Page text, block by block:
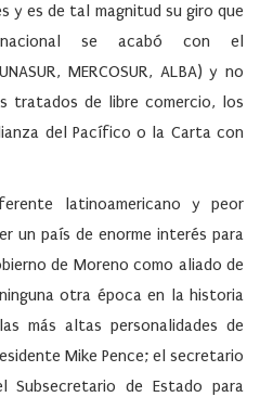
y es de tal magnitud su giro que
se acabó con el
MERCOSUR, ALBA) y no
tratados de libre comercio, los
del Pacífico o la Carta con
latinoamericano y peor
un país de enorme interés para
de Moreno como aliado de
otra época en la historia
más altas personalidades de
Mike Pence; el secretario
Subsecretario de Estado para